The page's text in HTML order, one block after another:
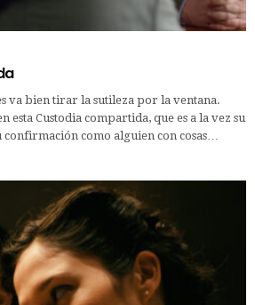
va bien tirar la sutileza por la ventana.
esta Custodia compartida, que es a la vez su
como alguien con cosas…